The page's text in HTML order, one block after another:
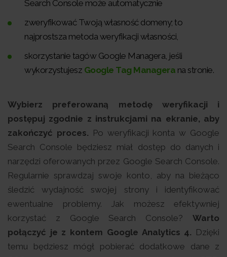
Search Console może automatycznie
zweryfikować Twoją własność domeny; to
najprostsza metoda weryfikacji własności,
skorzystanie tagów Google Managera, jeśli
wykorzystujesz Google Tag Managera na stronie.
Wybierz preferowaną metodę weryfikacji i
postępuj zgodnie z instrukcjami na ekranie, aby
zakończyć proces. Po weryfikacji konta w Google
Search Console będziesz miał dostęp do danych i
narzędzi oferowanych przez Google Search Console.
Regularnie sprawdzaj swoje konto, aby na bieżąco
śledzić wydajność swojej strony i identyfikować
ewentualne problemy. Jak możesz efektywniej
korzystać z Google Search Console? Warto
połączyć je z kontem Google Analytics 4. Dzięki
temu będziesz mógł pobierać dodatkowe dane z